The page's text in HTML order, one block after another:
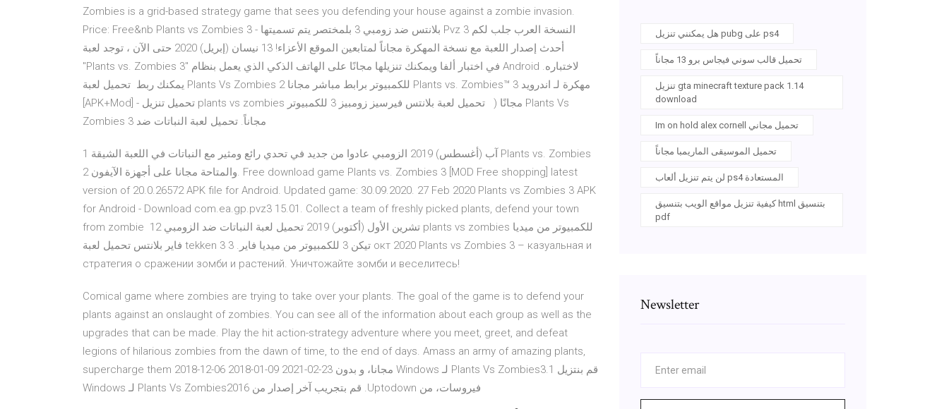
Zombies is a grid-based strategy game that sees you defending your house against a zombie invasion.
Price: Free&nb Plants vs Zombies 3 - بلانتس ضد زومبي 3 بلمختصر يتم تسميتها Pvz 3 النسخة العرب جلب لكم
أحدث إصدار اللعبة مع نسخة المهكرة مجاناً لمتابعين الموقع الأعزاء! 13 نيسان (إبريل) 2020 حتى الآن ، توجد لعبة
"Plants vs. Zombies 3" في اختبار ألفا ويمكنك تنزيلها مجانًا على الهاتف الذكي الذي يعمل بنظام Android لاختباره.
يمكنك ربط تحميل لعبة Plants Vs Zombies 2 للكمبيوتر برابط مباشر مجانا Plants vs. Zombies™ 3 مهكرة لـ اندرويد
[APK+Mod] - تحميل تنزيل plants vs zombies مجانًا ( تحميل لعبة بلانتس فيرسيز زومبيز 3 للكمبيوتر Plants Vs
1 آب (أغسطس) 2019 الزومبي عادوا من جديد في تحدي رائع ومثير مع النباتات في اللعبة الشيقة Plants vs. Zombies
2 والمتاحة مجانا على أجهزة الآيفون. Free download game Plants vs. Zombies 3 [MOD Free shopping] latest
version of 20.0.26572 APK file for Android. Updated game: 30.09.2020. 27 Feb 2020 Plants vs Zombies 3 APK
for Android - Download com.ea.gp.pvz3 15.01. Collect a team of freshly picked plants, defend your town
from zombie 12 تشرين الأول (أكتوبر) 2019 تحميل لعبة النباتات ضد الزومبي plants vs zombies للكمبيوتر من ميديا
فاير بلانتس تحميل لعبة tekken 3 تيكن 3 للكمبيوتر من ميديا فاير. 3 окт 2020 Plants vs Zombies 3 – казуальная и
стратегия о сражении зомби и растений. Уничтожайте зомби и веселитесь!
Comical game where zombies are trying to take over your plants. The goal of the game is to defend your
plants against an onslaught of zombies. You can see all of the information about each group as well as the
upgrades that can be made. Play the hit action-strategy adventure where you meet, greet, and defeat
legions of hilarious zombies from the dawn of time, to the end of days. Amass an army of amazing plants,
supercharge them 2018-12-06 2018-01-09 2021-02-23 ‫قم بنتزيل Plants Vs Zombies3.1 لـ Windows مجانا، و بدون
فيروسات، من Uptodown. قم بتجريب آخر إصدار من Plants Vs Zombies2016 لـ Windows
هل يمكنني تنزيل pubg على ps4
تحميل قالب سوني فيجاس برو 13 مجاناً
تنزيل gta minecraft texture pack 1.14
download
Im on hold alex cornell تحميل مجاني
تحميل الموسيقى الماريمبا مجاناً
لن يتم تنزيل ألعاب ps4 المستعادة
كيفية تنزيل مواقع الويب بتنسيق html بتنسيق
pdf
Newsletter